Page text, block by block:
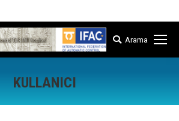
Arama:
Arama
KULLANICI